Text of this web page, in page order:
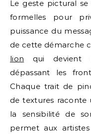
Le geste pictural
formelles pour
puissance du
de cette démarche
lion qui devient
dépassant les
Chaque trait de
de textures raconte
la sensibilité de
permet aux